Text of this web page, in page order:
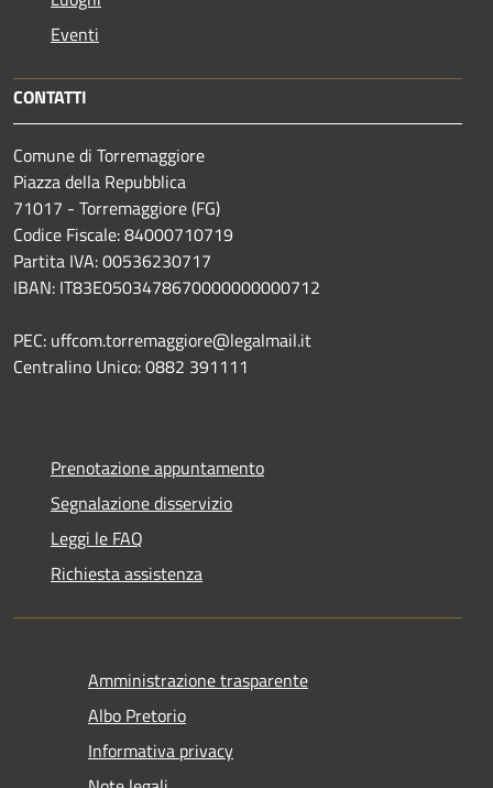
Eventi
CONTATTI
Comune di Torremaggiore
Piazza della Repubblica
71017 - Torremaggiore (FG)
Codice Fiscale: 84000710719
Partita IVA: 00536230717
IBAN: IT83E0503478670000000000712
PEC: uffcom.torremaggiore@legalmail.it
Centralino Unico: 0882 391111
Prenotazione appuntamento
Segnalazione disservizio
Leggi le FAQ
Richiesta assistenza
Amministrazione trasparente
Albo Pretorio
Informativa privacy